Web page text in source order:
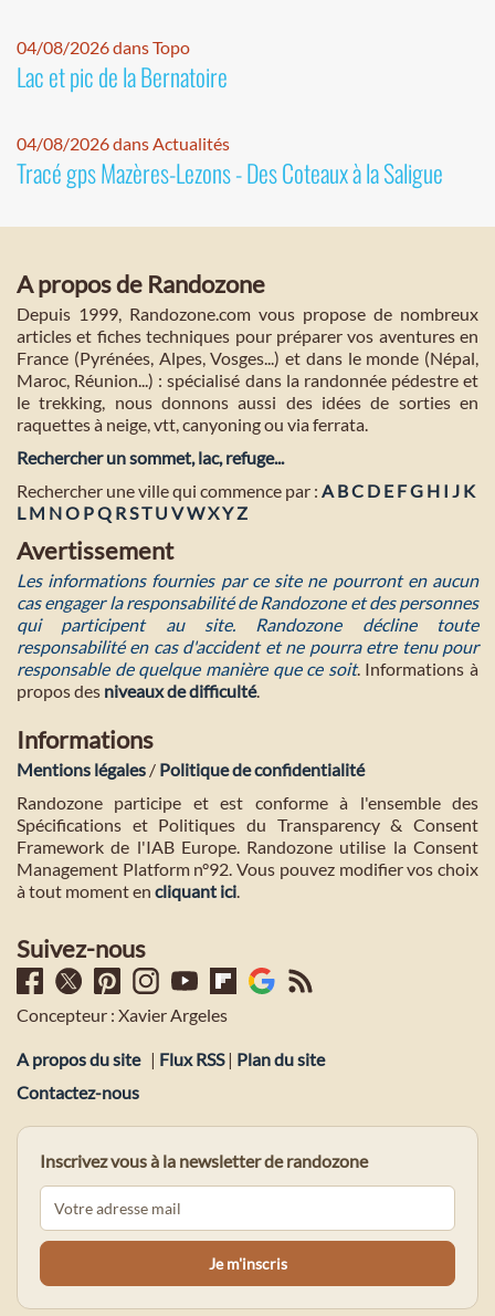
04/08/2026 dans Topo
Lac et pic de la Bernatoire
04/08/2026 dans Actualités
Tracé gps Mazères-Lezons - Des Coteaux à la Saligue
A propos de Randozone
Depuis 1999, Randozone.com vous propose de nombreux
articles et fiches techniques pour préparer vos aventures en
France (Pyrénées, Alpes, Vosges...) et dans le monde (Népal,
Maroc, Réunion...) : spécialisé dans la randonnée pédestre et
le trekking, nous donnons aussi des idées de sorties en
raquettes à neige, vtt, canyoning ou via ferrata.
Rechercher un sommet, lac, refuge...
Rechercher une ville qui commence par : A BC D E FG H I J K
L M NO PQ RST U VWXYZ
Avertissement
Les informations fournies par ce site ne pourront en aucun
cas engager la responsabilité de Randozone et des personnes
qui participent au site. Randozone décline toute
responsabilité en cas d'accident et ne pourra etre tenu pour
responsable de quelque manière que ce soit. Informations à
propos des niveaux de difficulté.
Informations
Mentions légales / Politique de confidentialité
Randozone participe et est conforme à l'ensemble des
Spécifications et Politiques du Transparency & Consent
Framework de l'IAB Europe. Randozone utilise la Consent
Management Platform n°92. Vous pouvez modifier vos choix
à tout moment en cliquant ici.
Suivez-nous
Concepteur : Xavier Argeles
A propos du site | Flux RSS| Plan du site
Contactez-nous
Inscrivez vous à la newsletter de randozone